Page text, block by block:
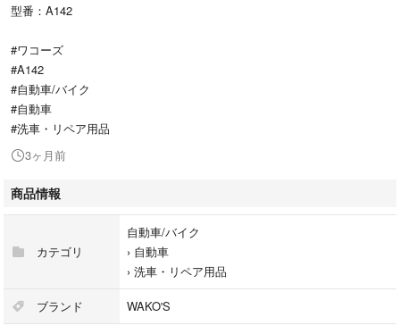
型番：A142
#ワコーズ
#A142
#自動車/バイク
#自動車
#洗車・リペア用品
3ヶ月前
商品情報
カテゴリ
自動車/バイク
› 自動車
› 洗車・リペア用品
ブランド WAKO'S